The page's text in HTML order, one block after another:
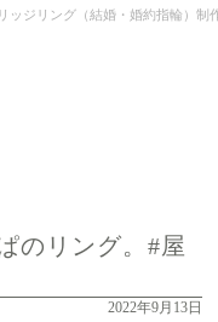
ジリング（結婚・婚約指輪）制
のリング。#屋
2022年9月13日